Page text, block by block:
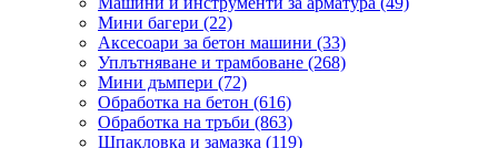
Мини багери (22)
Аксесоари за бетон машини (33)
Уплътняване и трамбоване (268)
Мини дъмпери (72)
Обработка на бетон (616)
Обработка на тръби (863)
Шпакловка и замазка (119)